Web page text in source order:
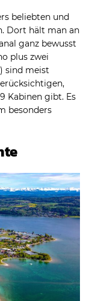
beliebten und
Dort hält man an
ganz bewusst
plus zwei
sind meist
Kabinen gibt. Es
besonders